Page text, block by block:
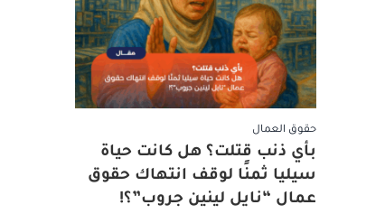
حقوق العمال
بأي ذنب قتلت؟ هل كانت حياة
سيليا ثمنًا لوقف انتهاك حقوق
عمال “نايل لينين جروب”؟!